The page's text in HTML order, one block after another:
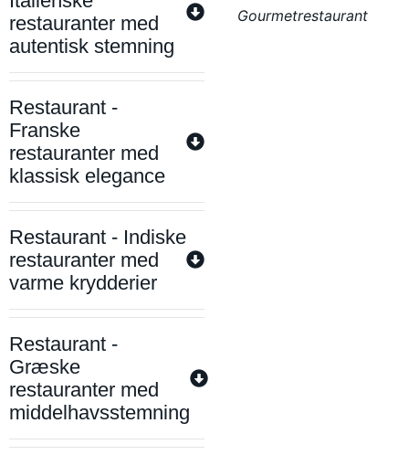
restauranter med
autentisk stemning
Restaurant -
Franske
restauranter med
klassisk elegance
Restaurant - Indiske
restauranter med
varme krydderier
Restaurant -
Græske
restauranter med
middelhavsstemning
Gourmetrestaurant